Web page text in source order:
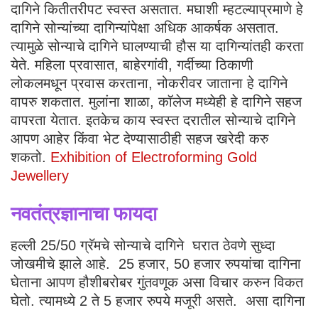
दागिने कितीतरीपट स्वस्त असतात. मघाशी म्हटल्याप्रमाणे हे
दागिने सोन्यांच्या दागिन्यांपेक्षा अधिक आकर्षक असतात.
त्यामुळे सोन्याचे दागिने घालण्याची हौस या दागिन्यांतही करता
येते. महिला प्रवासात, बाहेरगांवी, गर्दीच्या ठिकाणी
लोकलमधून प्रवास करताना, नोकरीवर जाताना हे दागिने
वापरु शकतात. मुलांना शाळा, कॉलेज मध्येही हे दागिने सहज
वापरता येतात. इतकेच काय स्वस्त दरातील सोन्याचे दागिने
आपण आहेर किंवा भेट देण्यासाठीही सहज खरेदी करु
शकतो. Exhibition of Electroforming Gold
Jewellery
नवतंत्रज्ञानाचा फायदा
हल्ली 25/50 ग्रॅमचे सोन्याचे दागिने घरात ठेवणे सुध्दा
जोखमीचे झाले आहे. 25 हजार, 50 हजार रुपयांचा दागिना
घेताना आपण हौशीबरोबर गुंतवणूक असा विचार करुन विकत
घेतो. त्यामध्ये 2 ते 5 हजार रुपये मजूरी असते. असा दागिना